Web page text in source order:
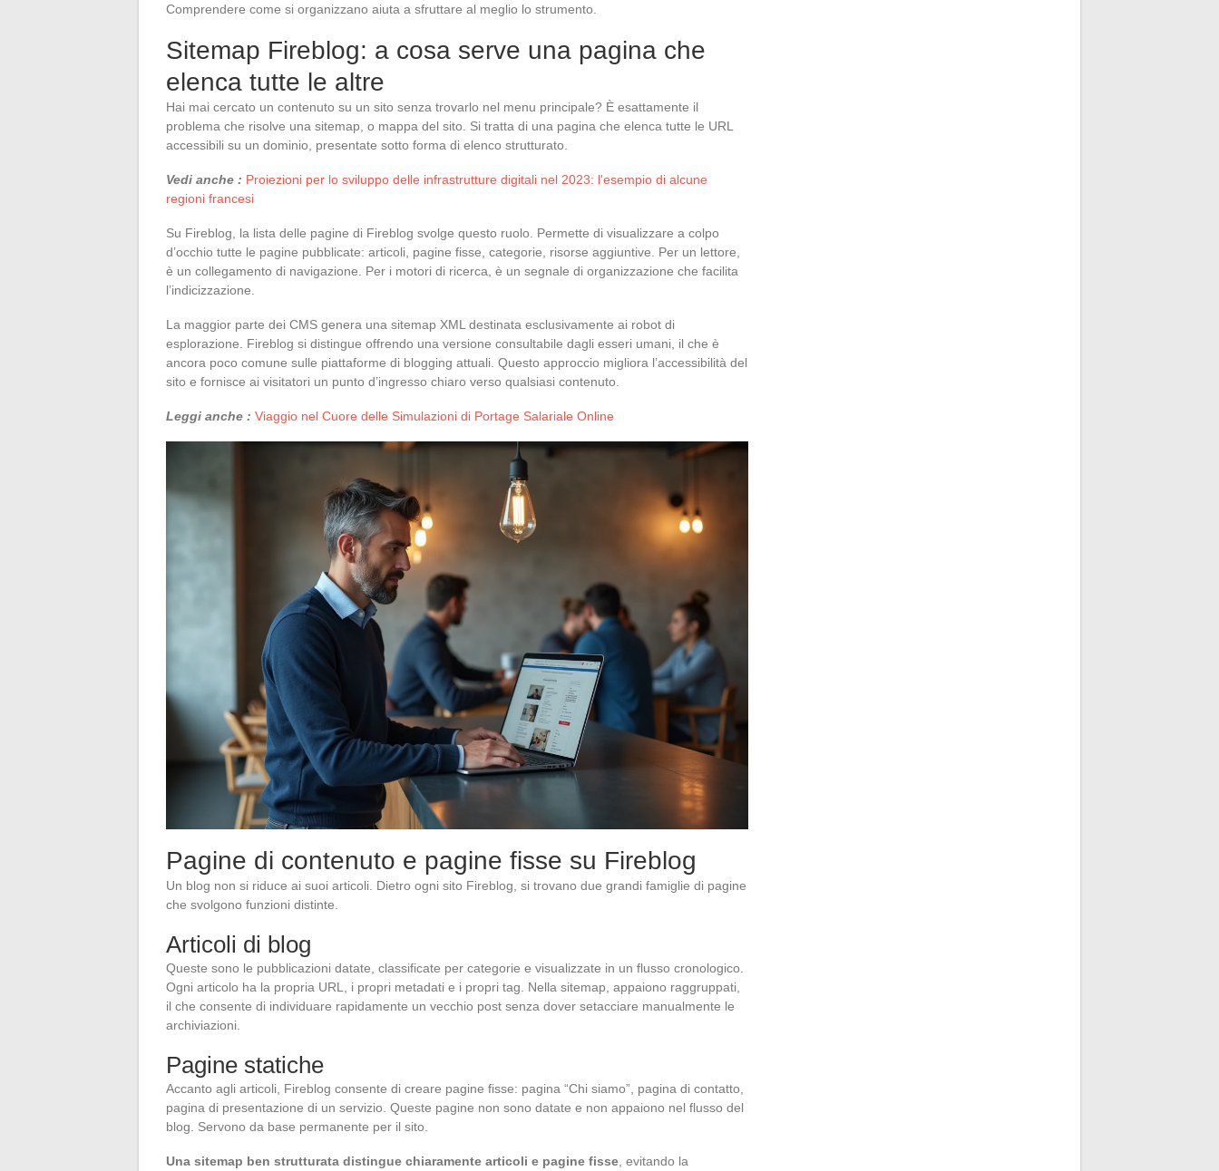
Comprendere come si organizzano aiuta a sfruttare al meglio lo strumento.
Sitemap Fireblog: a cosa serve una pagina che
elenca tutte le altre
Hai mai cercato un contenuto su un sito senza trovarlo nel menu principale? È esattamente il
problema che risolve una sitemap, o mappa del sito. Si tratta di una pagina che elenca tutte le URL
accessibili su un dominio, presentate sotto forma di elenco strutturato.
Vedi anche : Proiezioni per lo sviluppo delle infrastrutture digitali nel 2023: l'esempio di alcune
regioni francesi
Su Fireblog, la lista delle pagine di Fireblog svolge questo ruolo. Permette di visualizzare a colpo
d’occhio tutte le pagine pubblicate: articoli, pagine fisse, categorie, risorse aggiuntive. Per un lettore,
è un collegamento di navigazione. Per i motori di ricerca, è un segnale di organizzazione che facilita
l’indicizzazione.
La maggior parte dei CMS genera una sitemap XML destinata esclusivamente ai robot di
esplorazione. Fireblog si distingue offrendo una versione consultabile dagli esseri umani, il che è
ancora poco comune sulle piattaforme di blogging attuali. Questo approccio migliora l’accessibilità del
sito e fornisce ai visitatori un punto d’ingresso chiaro verso qualsiasi contenuto.
Leggi anche : Viaggio nel Cuore delle Simulazioni di Portage Salariale Online
Pagine di contenuto e pagine fisse su Fireblog
Un blog non si riduce ai suoi articoli. Dietro ogni sito Fireblog, si trovano due grandi famiglie di pagine
che svolgono funzioni distinte.
Articoli di blog
Queste sono le pubblicazioni datate, classificate per categorie e visualizzate in un flusso cronologico.
Ogni articolo ha la propria URL, i propri metadati e i propri tag. Nella sitemap, appaiono raggruppati,
il che consente di individuare rapidamente un vecchio post senza dover setacciare manualmente le
archiviazioni.
Pagine statiche
Accanto agli articoli, Fireblog consente di creare pagine fisse: pagina “Chi siamo”, pagina di contatto,
pagina di presentazione di un servizio. Queste pagine non sono datate e non appaiono nel flusso del
blog. Servono da base permanente per il sito.
Una sitemap ben strutturata distingue chiaramente articoli e pagine fisse , evitando la